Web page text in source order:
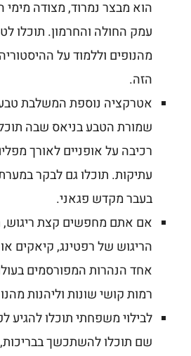
הוא מבצר נמרוד, מצודה
עמק החולה והחרמון. תוכלו
מהנופים וללמוד על
הזה.
אטרקציה נוספת המשלבת טבע
שמורת הטבע בניאס שבה
רכיבה על אופניים לאורך
עתיקות. תוכלו גם לבקר
בעבר מקדש פגאני.
אם אתם מחפשים קצת ריגוש,
הריגוש של רפטינג, קיאקים
אחד הנהרות המפורסמים
רמות קושי שונות וליהנות
לבילוי משפחתי תוכלו להגיע
שם תוכלו להשתכשך